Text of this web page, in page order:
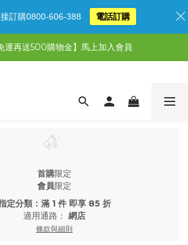
惠】全館滿1,000送500購物金！
惠】超值5選3，最高現省1,770元
運再送500購物金】馬上加入會員
首購限定
會員限定
定分類：滿 1 件 即享 85 折
適用通路： 網店
條款與細則
訂購0800-606-388 電話訂購